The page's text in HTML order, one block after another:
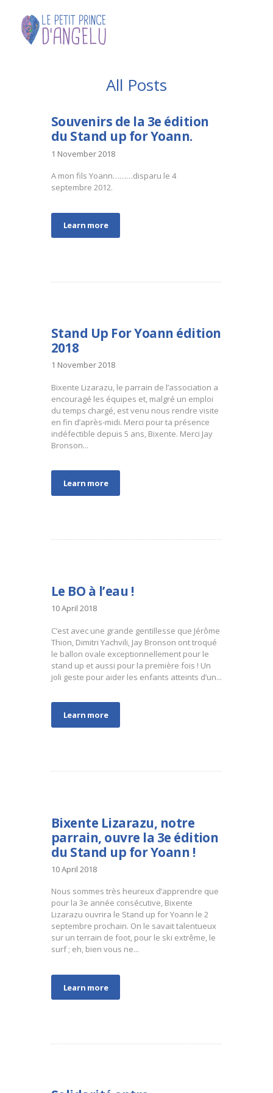
All Posts
Souvenirs de la 3e édition
du Stand up for Yoann.
1 November 2018
A mon fils Yoann………disparu le 4
septembre 2012.
Learn more
Stand Up For Yoann édition
2018
1 November 2018
Bixente Lizarazu, le parrain de l’association a
encouragé les équipes et, malgré un emploi
du temps chargé, est venu nous rendre visite
en fin d’après-midi. Merci pour ta présence
indéfectible depuis 5 ans, Bixente. Merci Jay
Bronson...
Learn more
Le BO à l’eau !
10 April 2018
C’est avec une grande gentillesse que Jérôme
Thion, Dimitri Yachvili, Jay Bronson ont troqué
le ballon ovale exceptionnellement pour le
stand up et aussi pour la première fois ! Un
joli geste pour aider les enfants atteints d’un...
Learn more
Bixente Lizarazu, notre
parrain, ouvre la 3e édition
du Stand up for Yoann !
10 April 2018
Nous sommes très heureux d’apprendre que
pour la 3e année consécutive, Bixente
Lizarazu ouvrira le Stand up for Yoann le 2
septembre prochain. On le savait talentueux
sur un terrain de foot, pour le ski extrême, le
surf ; eh, bien vous ne...
Learn more